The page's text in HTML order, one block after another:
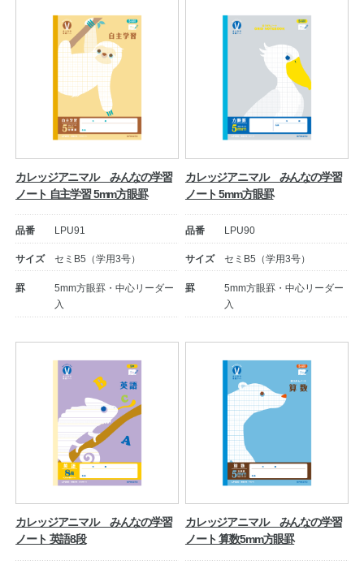
カレッジアニマル みんなの学習
ノート 自主学習 5mm方眼罫
品番 LPU91
サイズ セミB5（学用3号）
罫
5mm方眼罫・中心リーダー
入
カレッジアニマル みんなの学習
ノート 5mm方眼罫
品番 LPU90
サイズ セミB5（学用3号）
罫
5mm方眼罫・中心リーダー
入
カレッジアニマル みんなの学習
ノート 英語8段
カレッジアニマル みんなの学習
ノート 算数5mm方眼罫